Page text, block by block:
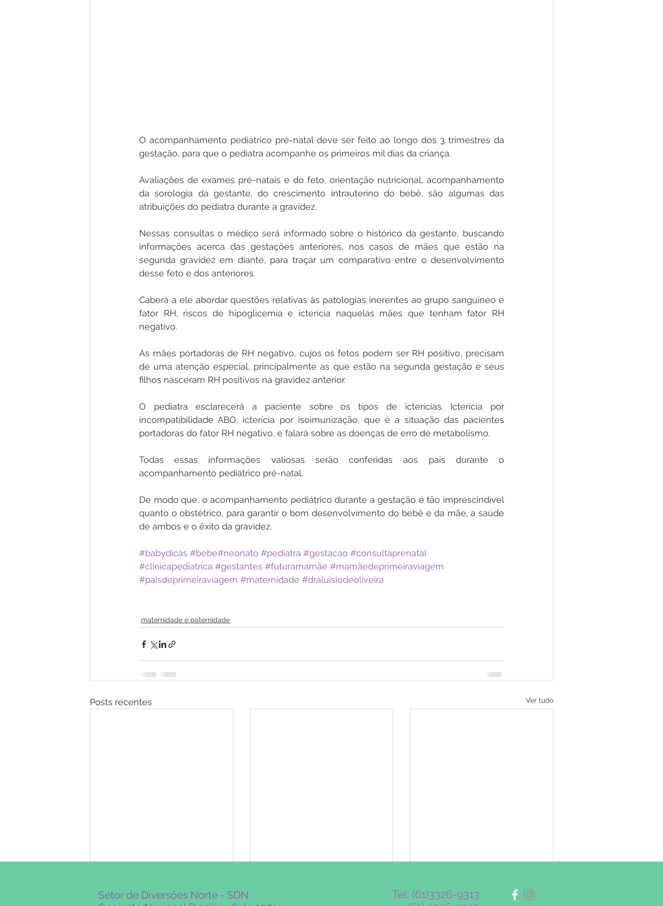
O acompanhamento pediátrico pré-natal deve ser feito ao longo dos 3 trimestres da
gestação, para que o pediatra acompanhe os primeiros mil dias da criança.
Avaliações de exames pré-natais e do feto, orientação nutricional, acompanhamento
da sorologia da gestante, do crescimento intrauterino do bebê, são algumas das
atribuições do pediatra durante a gravidez.
Nessas consultas o médico será informado sobre o histórico da gestante, buscando
informações acerca das gestações anteriores, nos casos de mães que estão na
segunda gravidez em diante, para traçar um comparativo entre o desenvolvimento
desse feto e dos anteriores.
Caberá a ele abordar questões relativas às patologias inerentes ao grupo sanguíneo e
fator RH, riscos de hipoglicemia e icterícia naquelas mães que tenham fator RH
negativo.
As mães portadoras de RH negativo, cujos os fetos podem ser RH positivo, precisam
de uma atenção especial, principalmente as que estão na segunda gestação e seus
filhos nasceram RH positivos na gravidez anterior.
O pediatra esclarecerá a paciente sobre os tipos de icterícias. Icterícia por
incompatibilidade ABO, icterícia por isoimunização, que é a situação das pacientes
portadoras do fator RH negativo, e falará sobre as doenças de erro de metabolismo.
Todas essas informações valiosas serão conferidas aos pais durante o
acompanhamento pediátrico pré-natal.
De modo que, o acompanhamento pediátrico durante a gestação é tão imprescindível
quanto o obstétrico, para garantir o bom desenvolvimento do bebê e da mãe, a saúde
de ambos e o êxito da gravidez.
#babydicas #bebe#neonato #pediatra #gestacao #consultaprenatal
#clinicapediatrica #gestantes #futuramamãe #mamãedeprimeiraviagem
#paisdeprimeiraviagem #maternidade #draluisiodeoliveira
maternidade e paternidade
Posts recentes Ver tudo
Setor de Diversões Norte - SDN
Tel: (61)3326-9313